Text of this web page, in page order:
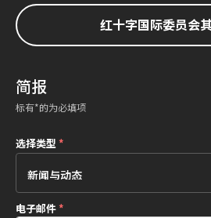
红十字国际委员会
简报
标有*的为必填项
选择类型*
电子邮件*